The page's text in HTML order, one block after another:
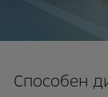
Способен